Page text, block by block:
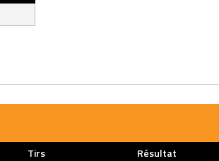
Tirs
Résultat